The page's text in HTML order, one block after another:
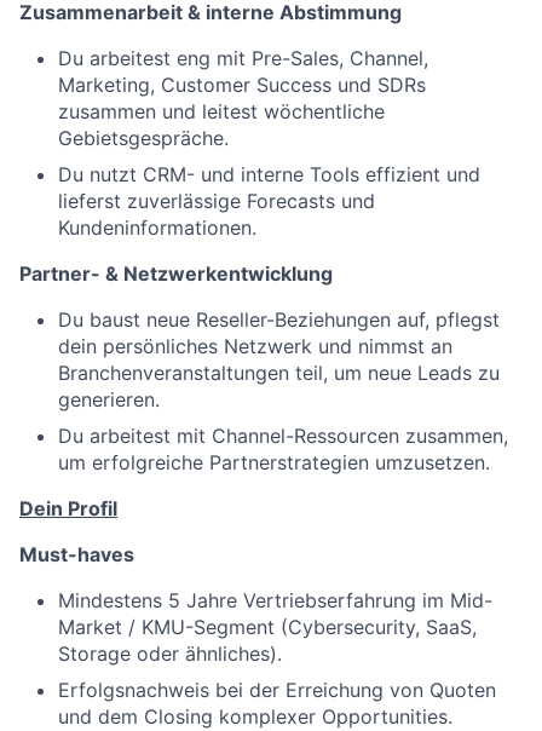
Zusammenarbeit & interne Abstimmung
Du arbeitest eng mit Pre-Sales, Channel,
Marketing, Customer Success und SDRs
zusammen und leitest wöchentliche
Gebietsgespräche.
Du nutzt CRM- und interne Tools effizient und
lieferst zuverlässige Forecasts und
Kundeninformationen.
Partner- & Netzwerkentwicklung
Du baust neue Reseller-Beziehungen auf, pflegst
dein persönliches Netzwerk und nimmst an
Branchenveranstaltungen teil, um neue Leads zu
generieren.
Du arbeitest mit Channel-Ressourcen zusammen,
um erfolgreiche Partnerstrategien umzusetzen.
Dein Profil
Must-haves
Mindestens 5 Jahre Vertriebserfahrung im Mid-
Market / KMU-Segment (Cybersecurity, SaaS,
Storage oder ähnliches).
Erfolgsnachweis bei der Erreichung von Quoten
und dem Closing komplexer Opportunities.